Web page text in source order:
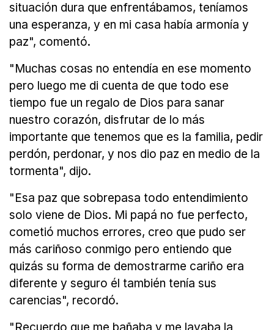
situación dura que enfrentábamos, teníamos
una esperanza, y en mi casa había armonía y
paz", comentó.
"Muchas cosas no entendía en ese momento
pero luego me di cuenta de que todo ese
tiempo fue un regalo de Dios para sanar
nuestro corazón, disfrutar de lo más
importante que tenemos que es la familia, pedir
perdón, perdonar, y nos dio paz en medio de la
tormenta", dijo.
"Esa paz que sobrepasa todo entendimiento
solo viene de Dios. Mi papá no fue perfecto,
cometió muchos errores, creo que pudo ser
más cariñoso conmigo pero entiendo que
quizás su forma de demostrarme cariño era
diferente y seguro él también tenía sus
carencias", recordó.